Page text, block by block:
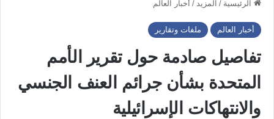
الرئيسية / المزيد / أخبار العالم
أخبار العالم ملفات وتقارير
تفاصيل صادمة حول تقرير الأمم
المتحدة بشأن جرائم العنف الجنسي
والانتهاكات الإسرائيلية